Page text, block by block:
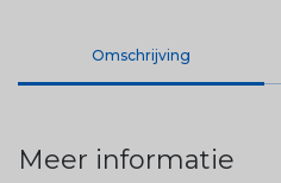
Omschrijving
Meer informatie